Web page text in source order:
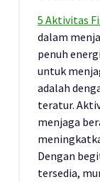
5 Aktivitas
dalam
penuh
untuk
adalah
teratur.
menjaga
Dengan
tersedia,